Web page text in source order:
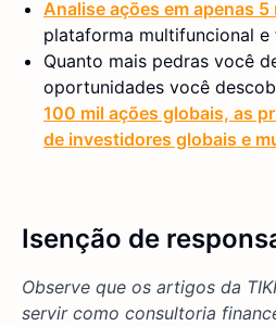
Analise ações em apenas
plataforma multifuncional e
Quanto mais pedras você
oportunidades você
100 mil ações globais, as
de investidores globais e
Isenção de
Observe que os artigos da
servir como consultoria